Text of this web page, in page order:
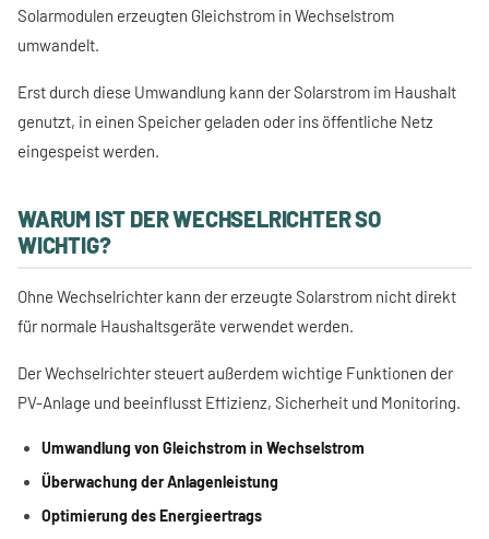
Solarmodulen erzeugten Gleichstrom in Wechselstrom
umwandelt.
Erst durch diese Umwandlung kann der Solarstrom im Haushalt
genutzt, in einen Speicher geladen oder ins öffentliche Netz
eingespeist werden.
WARUM IST DER WECHSELRICHTER SO
WICHTIG?
Ohne Wechselrichter kann der erzeugte Solarstrom nicht direkt
für normale Haushaltsgeräte verwendet werden.
Der Wechselrichter steuert außerdem wichtige Funktionen der
PV-Anlage und beeinflusst Effizienz, Sicherheit und Monitoring.
Umwandlung von Gleichstrom in Wechselstrom
Überwachung der Anlagenleistung
Optimierung des Energieertrags